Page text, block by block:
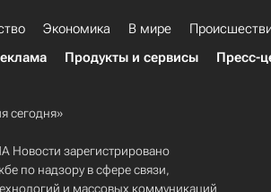
Экономика В мире
Продукты и сервисы Пресс-
сегодня»
Новости зарегистрировано
по надзору в сфере связи,
и массовых коммуникаций